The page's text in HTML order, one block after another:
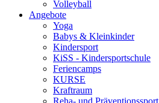
Volleyball
Angebote
Yoga
Babys & Kleinkinder
Kindersport
KiSS - Kindersportschule
Feriencamps
KURSE
Kraftraum
Reha- und Präventionssport